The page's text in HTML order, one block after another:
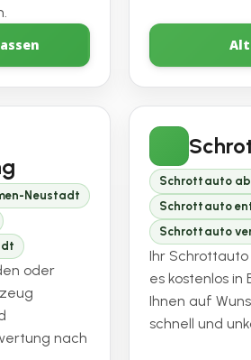
Neustadt
oder
nach
Schrottauto
Schrottauto
Schrottauto
Ihr Schrottauto
es kostenlos
Ihnen auf
schnell und